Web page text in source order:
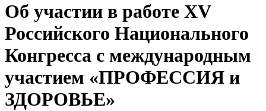
Об участии в работе XV
Российского Национального
Конгресса с международным
участием «ПРОФЕССИЯ и
ЗДОРОВЬЕ»